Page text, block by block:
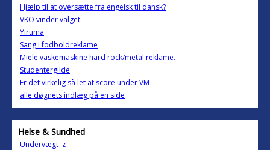
Hjælp til at oversætte fra engelsk til dansk?
VKO vinder valget
Yiruma
Sang i fodboldreklame
Miele vaskemaskine hard rock/metal reklame.
Studentergilde
Er det virkelig så let at score under VM
alle døgnets indlæg på en side
Helse & Sundhed
Undervægt :z